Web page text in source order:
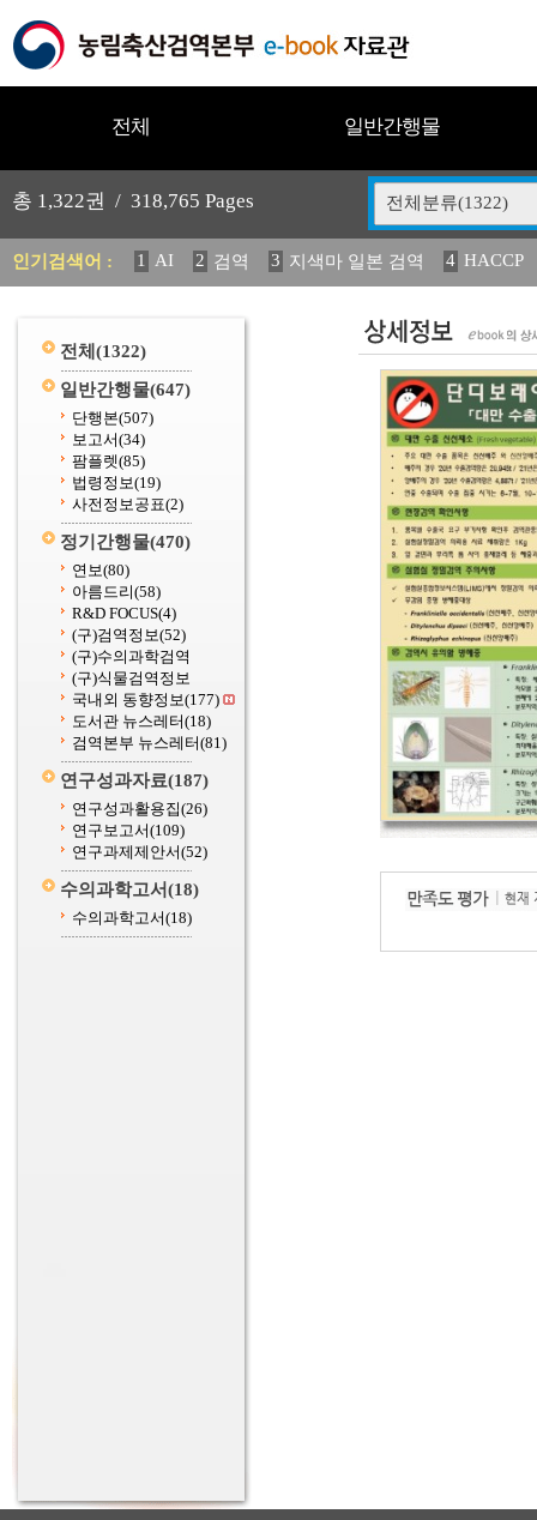
전체 일반간행물
총 1,322권 / 318,765 Pages 전체분류(1322)
인기검색어 : 1 AI 2 검역 3 지색마 일본 검역 4 HACCP
11 2025 12 중독성 식물 도감 13 媛 異 14
전체 (1322)
일반간행물(647)
단행본(507)
보고서(34)
팜플렛(85)
법령정보(19)
사전정보공표(2)
정기간행물(470)
연보(80)
아름드리(58)
R&D FOCUS(4)
(구)검역정보(52)
(구)수의과학검역
(구)식물검역정보
국내외 동향정보(177)
도서관 뉴스레터(18)
검역본부 뉴스레터(81)
연구성과자료(187)
연구성과활용집(26)
연구보고서(109)
연구과제제안서(52)
수의과학고서(18)
수의과학고서(18)